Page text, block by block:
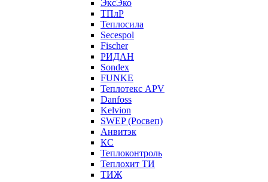
ЭксЭко
ТПлР
Теплосила
Secespol
Fischer
РИДАН
Sondex
FUNKE
Теплотекс APV
Danfoss
Kelvion
SWEP (Росвеп)
Анвитэк
КС
Теплоконтроль
Теплохит ТИ
ТИЖ